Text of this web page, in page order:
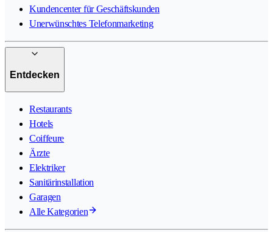
Kundencenter für Geschäftskunden
Unerwünschtes Telefonmarketing
Entdecken
Restaurants
Hotels
Coiffeure
Ärzte
Elektriker
Sanitärinstallation
Garagen
Alle Kategorien